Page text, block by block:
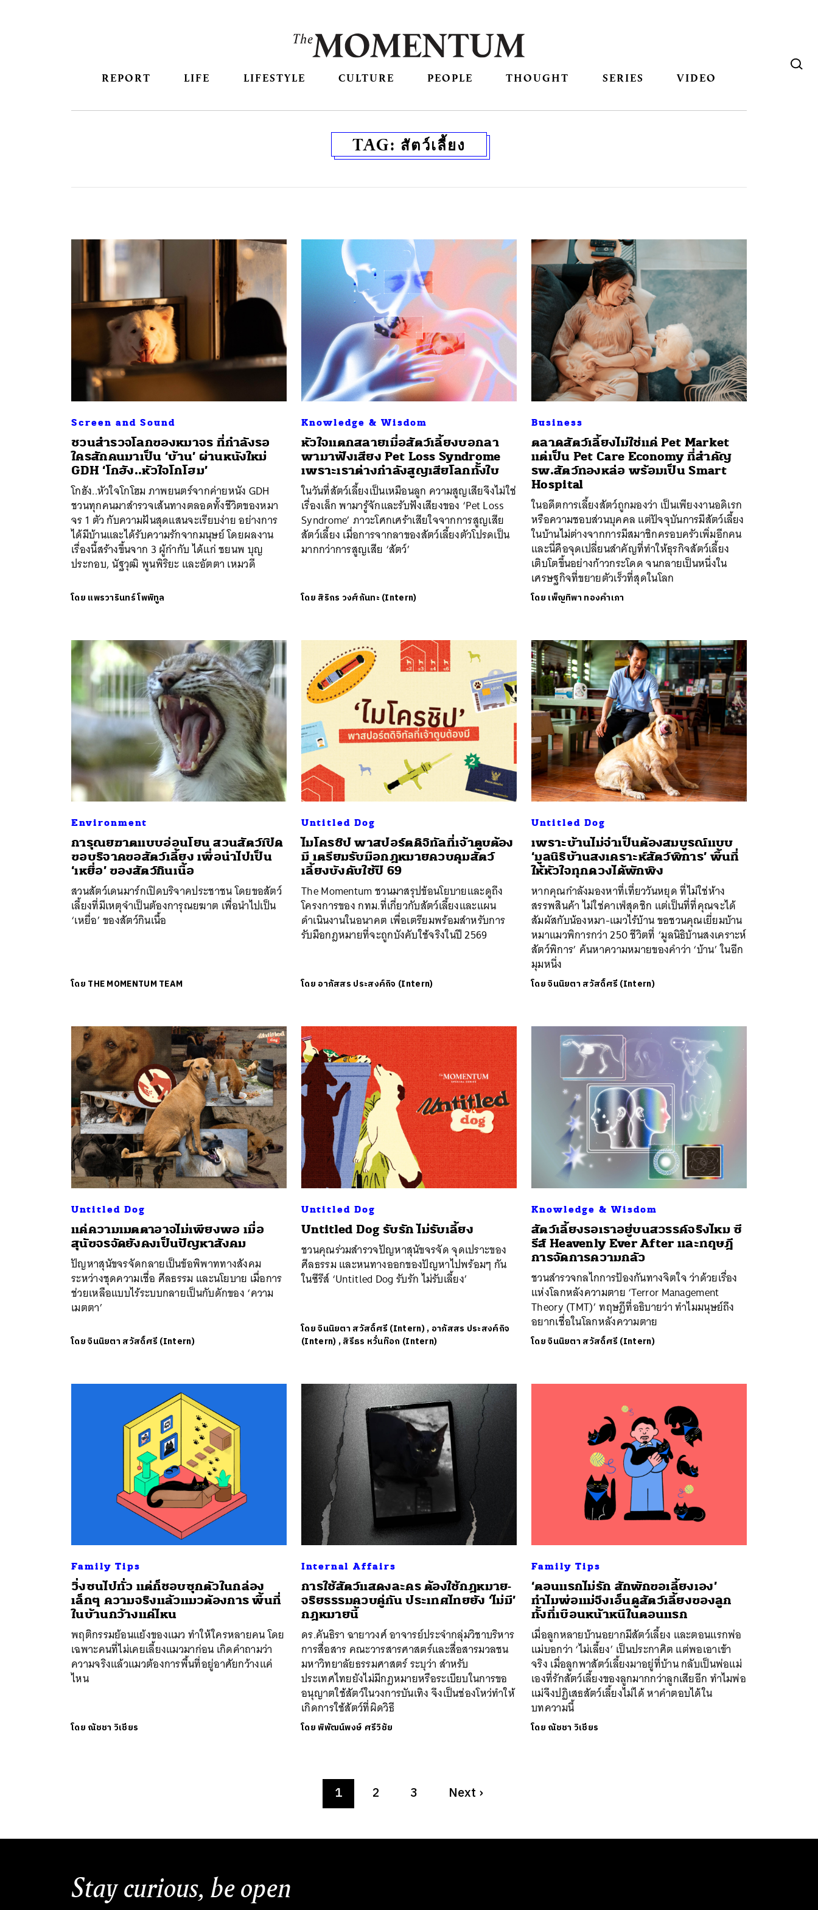
REPORT LIFE LIFESTYLE CULTURE PEOPLE THOUGHT SERIES VIDEO
TAG: สัตว์เลี้ยง
Screen and Sound
ชวนสำรวจโลกของหมาจร ที่กำลังรอ
ใครสักคนมาเป็น ‘บ้าน’ ผ่านหนังใหม่
GDH ‘โกฮัง..หัวใจโกโฮม’
โกฮัง..หัวใจโกโฮม ภาพยนตร์จากค่ายหนัง GDH
ชวนทุกคนมาสำรวจเส้นทางตลอดทั้งชีวิตของหมา
จร 1 ตัว กับความฝันสุดแสนจะเรียบง่าย อย่างการ
ได้มีบ้านและได้รับความรักจากมนุษย์ โดยผลงาน
เรื่องนี้สร้างขึ้นจาก 3 ผู้กำกับ ได้แก่ ชยนพ บุญ
ประกอบ, นัฐวุฒิ พูนพิริยะ และอัตตา เหมวดี
โดย แพรวารินทร์ โพพิทูล
Knowledge & Wisdom
หัวใจแตกสลายเมื่อสัตว์เลี้ยงบอกลา
พามาฟังเสียง Pet Loss Syndrome
เพราะเราต่างกำลังสูญเสียโลกทั้งใบ
ในวันที่สัตว์เลี้ยงเป็นเหมือนลูก ความสูญเสียจึงไม่ใช่
เรื่องเล็ก พามารู้จักและรับฟังเสียงของ ‘Pet Loss
Syndrome’ ภาวะโศกเศร้าเสียใจจากการสูญเสีย
สัตว์เลี้ยง เมื่อการจากลาของสัตว์เลี้ยงตัวโปรดเป็น
มากกว่าการสูญเสีย ‘สัตว์’
โดย สิริกร วงศ์กันทะ (Intern)
Business
ตลาดสัตว์เลี้ยงไม่ใช่แค่ Pet Market
แต่เป็น Pet Care Economy ที่สำคัญ
รพ.สัตว์ทองหล่อ พร้อมเป็น Smart
Hospital
ในอดีตการเลี้ยงสัตว์ถูกมองว่า เป็นเพียงงานอดิเรก
หรือความชอบส่วนบุคคล แต่ปัจจุบันการมีสัตว์เลี้ยง
ในบ้านไม่ต่างจากการมีสมาชิกครอบครัวเพิ่มอีกคน
และนี่คือจุดเปลี่ยนสำคัญที่ทำให้ธุรกิจสัตว์เลี้ยง
เติบโตขึ้นอย่างก้าวกระโดด จนกลายเป็นหนึ่งใน
เศรษฐกิจที่ขยายตัวเร็วที่สุดในโลก
โดย เพ็ญทิพา ทองคำเภา
Environment
การุณยฆาตแบบอ่อนโยน สวนสัตว์เปิด
ขอบริจาคขอสัตว์เลี้ยง เพื่อนำไปเป็น
‘เหยื่อ’ ของสัตว์กินเนื้อ
สวนสัตว์เดนมาร์กเปิดบริจาคประชาชน โดยขอสัตว์
เลี้ยงที่มีเหตุจำเป็นต้องการุณยฆาต เพื่อนำไปเป็น
‘เหยื่อ’ ของสัตว์กินเนื้อ
โดย THE MOMENTUM TEAM
Untitled Dog
ไมโครชิป พาสปอร์ตดิจิทัลที่เจ้าตูบต้อง
มี เตรียมรับมือกฎหมายควบคุมสัตว์
เลี้ยงบังคับใช้ปี 69
The Momentum ชวนมาสรุปข้อนโยบายและดูถึง
โครงการของ กทม.ที่เกี่ยวกับสัตว์เลี้ยงและแผน
ดำเนินงานในอนาคต เพื่อเตรียมพร้อมสำหรับการ
รับมือกฎหมายที่จะถูกบังคับใช้จริงในปี 2569
โดย อาภัสสร ประสงค์กิจ (Intern)
Untitled Dog
เพราะบ้านไม่จำเป็นต้องสมบูรณ์แบบ
‘มูลนิธิบ้านสงเคราะห์สัตว์พิการ’ พื้นที่
ให้หัวใจทุกดวงได้พักพิง
หากคุณกำลังมองหาที่เที่ยววันหยุด ที่ไม่ใช่ห้าง
สรรพสินค้า ไม่ใช่คาเฟ่สุดชิก แต่เป็นที่ที่คุณจะได้
สัมผัสกับน้องหมา-แมวไร้บ้าน ขอชวนคุณเยี่ยมบ้าน
หมาแมวพิการกว่า 250 ชีวิตที่ ‘มูลนิธิบ้านสงเคราะห์
สัตว์พิการ’ ค้นหาความหมายของคำว่า ‘บ้าน’ ในอีก
มุมหนึ่ง
โดยจินนิยตา สวัสดิ์ศรี (Intern)
Untitled Dog
แค่ความเมตตาอาจไม่เพียงพอ เมื่อ
สุนัขจรจัดยังคงเป็นปัญหาสังคม
ปัญหาสุนัขจรจัดกลายเป็นข้อพิพาททางสังคม
ระหว่างชุดความเชื่อ ศีลธรรม และนโยบาย เมื่อการ
ช่วยเหลือแบบไร้ระบบกลายเป็นกับดักของ ‘ความ
เมตตา’
โดยจินนิยตา สวัสดิ์ศรี (Intern)
Untitled Dog
Untitled Dog รับรัก ไม่รับเลี้ยง
ชวนคุณร่วมสำรวจปัญหาสุนัขจรจัด จุดเปราะของ
ศีลธรรม และหนทางออกของปัญหาไปพร้อมๆ กัน
ในซีรีส์ ‘Untitled Dog รับรัก ไม่รับเลี้ยง’
โดยจินนิยตา สวัสดิ์ศรี (Intern), อาภัสสร ประสงค์กิจ
(Intern),สิรีธร หวั่นท๊อก (Intern)
Knowledge & Wisdom
สัตว์เลี้ยงรอเราอยู่บนสวรรค์จริงไหม ซี
รีส์ Heavenly Ever After และทฤษฎี
การจัดการความกลัว
ชวนสำรวจกลไกการป้องกันทางจิตใจ ว่าด้วยเรื่อง
แห่งโลกหลังความตาย ‘Terror Management
Theory (TMT)’ ทฤษฎีที่อธิบายว่า ทำไมมนุษย์ถึง
อยากเชื่อในโลกหลังความตาย
โดยจินนิยตา สวัสดิ์ศรี (Intern)
Family Tips
วิ่งซนไปทั่ว แต่ก็ชอบซุกตัวในกล่อง
เล็กๆ ความจริงแล้วแมวต้องการ พื้นที่
ในบ้านกว้างแค่ไหน
พฤติกรรมย้อนแย้งของแมว ทำให้ใครหลายคน โดย
เฉพาะคนที่ไม่เคยเลี้ยงแมวมาก่อน เกิดคำถามว่า
ความจริงแล้วแมวต้องการพื้นที่อยู่อาศัยกว้างแค่
ไหน
โดย ณัชชา วิเชียร
Internal Affairs
การใช้สัตว์แสดงละคร ต้องใช้กฎหมาย-
จริยธรรมควบคู่กัน ประเทศไทยยัง ‘ไม่มี’
กฎหมายนี้
ดร.คันธิรา ฉายาวงศ์ อาจารย์ประจำกลุ่มวิชาบริหาร
การสื่อสาร คณะวารสารศาสตร์และสื่อสารมวลชน
มหาวิทยาลัยธรรมศาสตร์ ระบุว่า สำหรับ
ประเทศไทยยังไม่มีกฎหมายหรือระเบียบในการขอ
อนุญาตใช้สัตว์ในวงการบันเทิง จึงเป็นช่องโหว่ทำให้
เกิดการใช้สัตว์ที่ผิดวิธี
โดยพิพัฒน์พงษ์ ศรีวิชัย
Family Tips
‘ตอนแรกไม่รัก สักพักขอเลี้ยงเอง’
ทำไมพ่อแม่จึงเอ็นดูสัตว์เลี้ยงของลูก
ทั้งที่เบือนหน้าหนีในตอนแรก
เมื่อลูกหลายบ้านอยากมีสัตว์เลี้ยง และตอนแรกพ่อ
แม่บอกว่า ‘ไม่เลี้ยง’ เป็นประกาศิต แต่พอเอาเข้า
จริง เมื่อลูกพาสัตว์เลี้ยงมาอยู่ที่บ้าน กลับเป็นพ่อแม่
เองที่รักสัตว์เลี้ยงของลูกมากกว่าลูกเสียอีก ทำไมพ่อ
แม่จึงปฏิเสธสัตว์เลี้ยงไม่ได้ หาคำตอบได้ใน
บทความนี้
โดย ณัชชา วิเชียร
1 2 3 Next›
Stay curious, be open
ค้นหา
SHARE TWEET LINE EMAIL